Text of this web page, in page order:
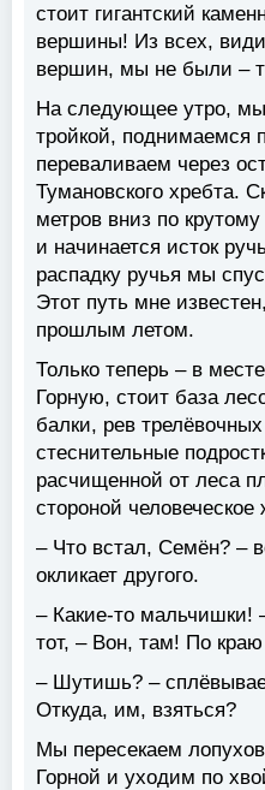
стоит гигантский
вершины! Из всех,
вершин, мы не были –
На следующее утро,
тройкой, поднимаемся
переваливаем через
Тумановского хребта.
метров вниз по
и начинается исток
распадку ручья мы
Этот путь мне
прошлым летом.
Только теперь – в
Горную, стоит база
балки, рев
стеснительные
расчищенной от леса
стороной
– Что встал, Семён? –
окликает другого.
– Какие-то мальчишки!
тот, – Вон, там! По
– Шутишь? –
Откуда, им, взяться?
Мы пересекаем
Горной и уходим по